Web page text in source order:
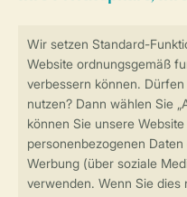
Sicher und schnell
Sichere
Sicheres Bezahlen